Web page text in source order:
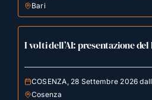
Bari
I volti dell’AI: presentazione
COSENZA, 28 Settembre 2026
Cosenza